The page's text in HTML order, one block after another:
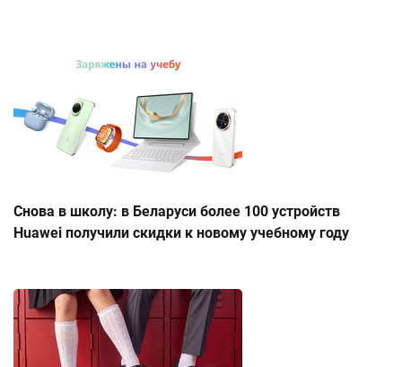
Снова в школу: в Беларуси более 100 устройств
Huawei получили скидки к новому учебному году